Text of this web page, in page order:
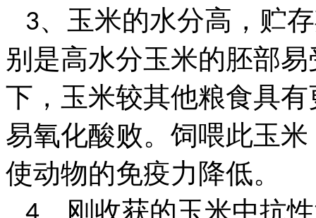
3、玉米的水分高，贮
别是高水分玉米的胚部
下，玉米较其他粮食具
易氧化酸败。饲喂此玉
使动物的免疫力降低。
、刚收获的玉米中抗